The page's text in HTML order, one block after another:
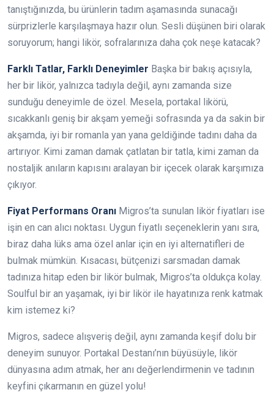
tanıştığınızda, bu ürünlerin tadım aşamasında sunacağı
sürprizlerle karşılaşmaya hazır olun. Sesli düşünen biri olarak
soruyorum; hangi likör, sofralarınıza daha çok neşe katacak?
Farklı Tatlar, Farklı Deneyimler Başka bir bakış açısıyla,
her bir likör, yalnızca tadıyla değil, aynı zamanda size
sunduğu deneyimle de özel. Mesela, portakal likörü,
sıcakkanlı geniş bir akşam yemeği sofrasında ya da sakin bir
akşamda, iyi bir romanla yan yana geldiğinde tadını daha da
artırıyor. Kimi zaman damak çatlatan bir tatla, kimi zaman da
nostaljik anıların kapısını aralayan bir içecek olarak karşımıza
çıkıyor.
Fiyat Performans Oranı Migros’ta sunulan likör fiyatları ise
işin en can alıcı noktası. Uygun fiyatlı seçeneklerin yanı sıra,
biraz daha lüks ama özel anlar için en iyi alternatifleri de
bulmak mümkün. Kısacası, bütçenizi sarsmadan damak
tadınıza hitap eden bir likör bulmak, Migros’ta oldukça kolay.
Soulful bir an yaşamak, iyi bir likör ile hayatınıza renk katmak
kim istemez ki?
Migros, sadece alışveriş değil, aynı zamanda keşif dolu bir
deneyim sunuyor. Portakal Destanı’nın büyüsüyle, likör
dünyasına adım atmak, her anı değerlendirmenin ve tadının
keyfini çıkarmanın en güzel yolu!